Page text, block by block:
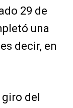
29 de
una
decir, en
giro del